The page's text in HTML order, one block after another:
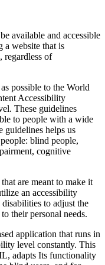
available and accessible
a website that is
regardless of
possible to the World
Accessibility
These guidelines
to people with a wide
guidelines helps us
blind people,
cognitive
are meant to make it
an accessibility
to adjust the
their personal needs.
application that runs in
level constantly. This
adapts Its functionality